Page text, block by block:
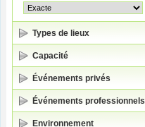
Types de lieux
Capacité
Événements privés
Événements professionnels
Environnement